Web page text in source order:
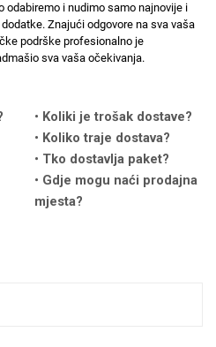
odabiremo i nudimo samo najnovije i
Znajući odgovore na sva vaša
podrške profesionalno je
sva vaša očekivanja.
Koliki je trošak dostave?
Koliko traje dostava?
Tko dostavlja paket?
Gdje mogu naći prodajna
mjesta?
I Need Some Space